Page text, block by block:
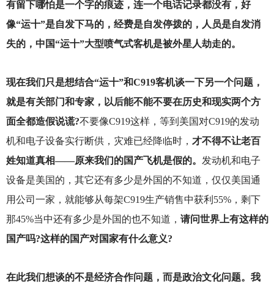
有留下哪怕是一个字的痕迹，连一个电话记录都没有，好
像“运十”是自发下马的，经费是自发停拨的，人员是自发消
失的，中国“运十”大型喷气式客机是被外星人劫走的。
现在我们只是想结合“运十”和C919客机谈一下另一个问题，
就是有关部门和专家，以后能不能不要在历史和现实两个方
面全都造假说谎?不要像C919这样，等到美国对C919的发动
机和电子设备实行断供，灾难已经降临时， 才不得不让老百
姓知道真相——原来我们的国产飞机是假的。 发动机和电子
设备是美国的，其它还有多少是外国的不知道，仅仅美国通
用公司一家，就能够从每架C919生产销售中获利55%，剩下
那45%当中还有多少是外国的也不知道， 请问世界上有这样的
国产吗?这样的国产对国家有什么意义?
在此我们想谈的不是经济合作问题，而是政治文化问题。我